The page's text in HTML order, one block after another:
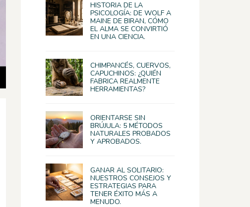
HISTORIA DE LA
PSICOLOGÍA: DE WOLF A
MAINE DE BIRAN, CÓMO
EL ALMA SE CONVIRTIÓ
EN UNA CIENCIA.
CHIMPANCÉS, CUERVOS,
CAPUCHINOS: ¿QUIÉN
FABRICA REALMENTE
HERRAMIENTAS?
ORIENTARSE SIN
BRÚJULA: 5 MÉTODOS
NATURALES PROBADOS
Y APROBADOS.
GANAR AL SOLITARIO:
NUESTROS CONSEJOS Y
ESTRATEGIAS PARA
TENER ÉXITO MÁS A
MENUDO.